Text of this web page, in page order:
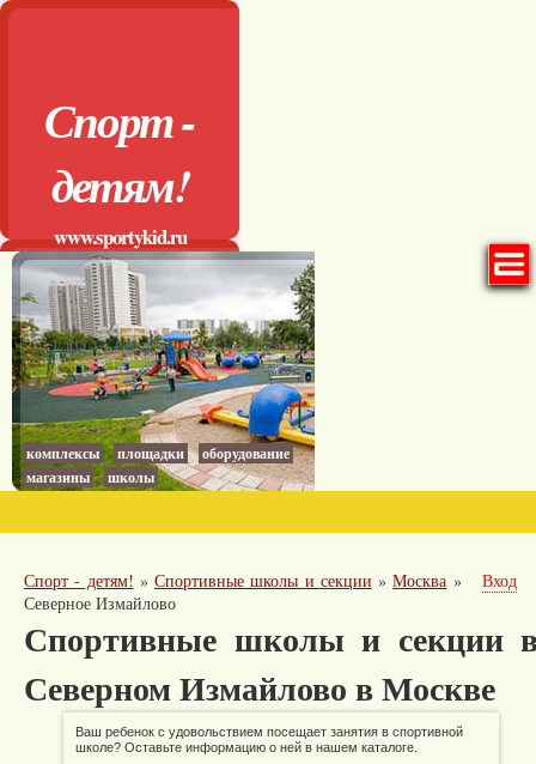
Спорт -
детям!
www.sportykid.ru
комплексы площадки
оборудование
магазины
школы
Спорт - детям! » Спортивные школы и секции »Москва »
Северное Измайлово
Вход
Спортивные школы и секции
Северном Измайлово в Москве
Ваш ребенок с удовольствием посещает занятия в спортивной
школе? Оставьте информацию о ней в нашем каталоге.